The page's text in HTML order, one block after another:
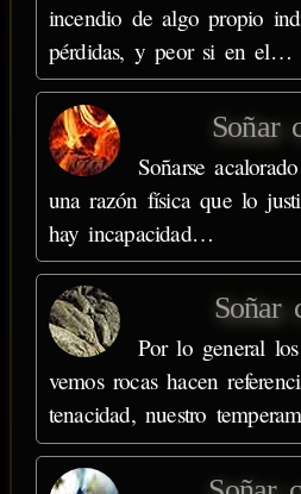
incendio de algo propio
pérdidas, y peor si en el…
Soñar
Soñarse
una razón física que lo
hay incapacidad…
Soñar
Por lo general
vemos rocas hacen
tenacidad, nuestro